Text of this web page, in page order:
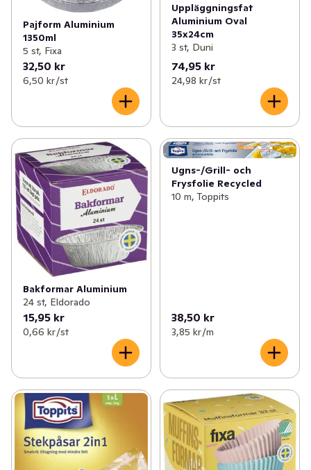
Pajform Aluminium
1350ml
5 st, Fixa
32,50 kr
6,50 kr /st
Uppläggningsfat
Aluminium Oval
35x24cm
3 st, Duni
74,95 kr
24,98 kr /st
Bakformar Aluminium
24 st, Eldorado
15,95 kr
0,66 kr /st
Ugns-/Grill- och
Frysfolie Recycled
10 m, Toppits
38,50 kr
3,85 kr /m